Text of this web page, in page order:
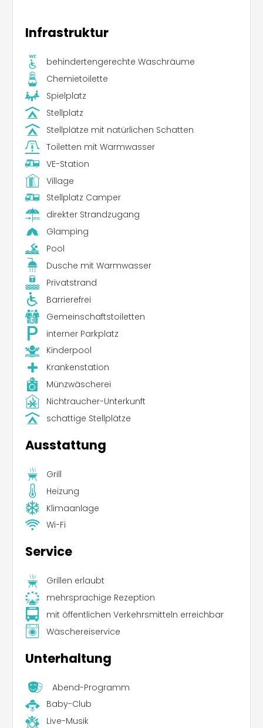
Infrastruktur
behindertengerechte Waschräume
Chemietoilette
Spielplatz
Stellplatz
Stellplätze mit natürlichen Schatten
Toiletten mit Warmwasser
VE-Station
Village
Stellplatz Camper
direkter Strandzugang
Glamping
Pool
Dusche mit Warmwasser
Privatstrand
Barrierefrei
Gemeinschaftstoiletten
interner Parkplatz
Kinderpool
Krankenstation
Münzwäscherei
Nichtraucher-Unterkunft
schattige Stellplätze
Ausstattung
Grill
Heizung
Klimaanlage
Wi-Fi
Service
Grillen erlaubt
mehrsprachige Rezeption
mit öffentlichen Verkehrsmitteln erreichbar
Wäschereiservice
Unterhaltung
Abend-Programm
Baby-Club
Live-Musik